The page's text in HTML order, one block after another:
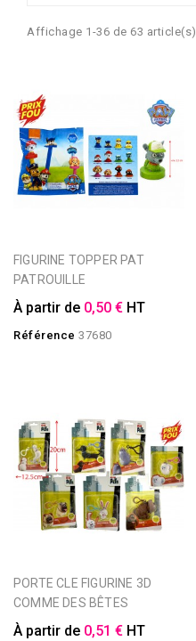
Affichage 1-36 de 63 article(s)
FIGURINE TOPPER PAT
PATROUILLE
À partir de 0,50 € HT
Référence 37680
PORTE CLE FIGURINE 3D
COMME DES BÊTES
À partir de 0,51 € HT